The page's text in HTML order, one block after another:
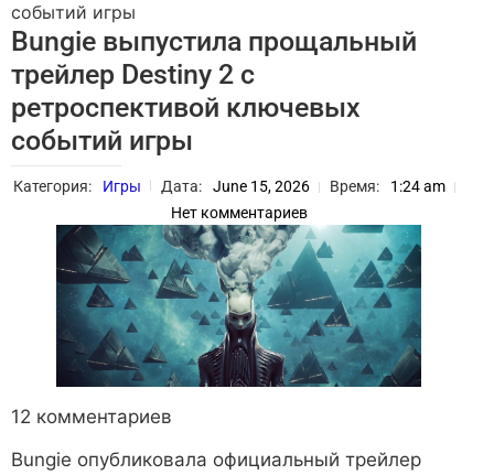
событий игры
Bungie выпустила прощальный
трейлер Destiny 2 с
ретроспективой ключевых
событий игры
Категория: Игры Дата: June 15, 2026 Время:
1:24 am
Нет комментариев
12 комментариев
Bungie опубликовала официальный трейлер